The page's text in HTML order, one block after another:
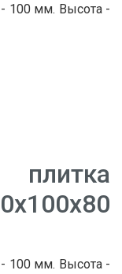
100 мм. Высота -
100 мм. Высота -